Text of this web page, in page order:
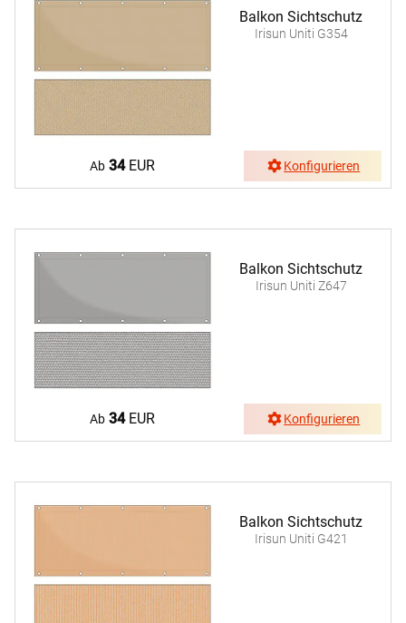
Balkon Sichtschutz
Irisun Uniti G354
Ab 34EUR Konfigurieren
Balkon Sichtschutz
Irisun Uniti Z647
Ab 34EUR Konfigurieren
Balkon Sichtschutz
Irisun Uniti G421